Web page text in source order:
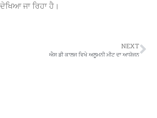
ਜਾ ਰਿਹਾ ਹੈ।
NEXT
ਐਸ ਡੀ ਕਾਲਜ ਵਿਖੇ ਅਲੂਮਨੀ ਮੀਟ ਦਾ ਆਯੋਜਨ